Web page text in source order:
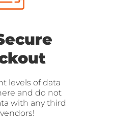
levels of data
and do not
with any third